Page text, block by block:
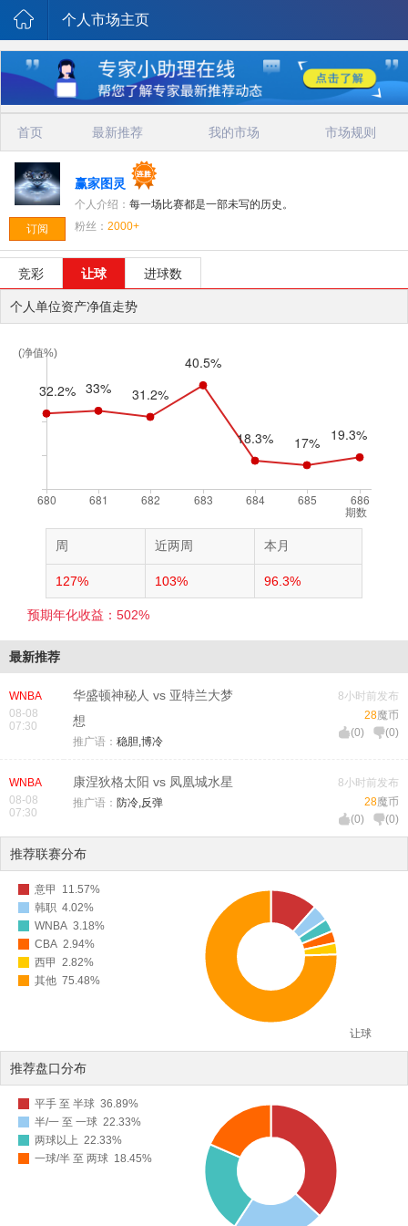
个人市场主页
首页 最新推荐 我的市场 市场规则
订阅
赢家图灵
个人介绍： 每一场比赛都是一部未写的历史。
粉丝： 2000+
竞彩 让球 进球数
个人单位资产净值走势
(净值%)
期数
周 近两周 本月
127% 103% 96.3%
预期年化收益：502%
最新推荐
WNBA
08-08
07:30
华盛顿神秘人 vs 亚特兰大梦
想
推广语： 稳胆,博冷
8小时前发布
28魔币
(0) (0)
WNBA
08-08
07:30
康涅狄格太阳 vs 凤凰城水星
推广语： 防冷,反弹
8小时前发布
28魔币
(0) (0)
推荐联赛分布
意甲
11.57%
韩职 4.02%
WNBA 3.18%
CBA 2.94%
西甲 2.82%
其他 75.48%
让球
推荐盘口分布
平手 至 半球 36.89%
半/一 至 一球 22.33%
两球以上 22.33%
一球/半 至 两球 18.45%